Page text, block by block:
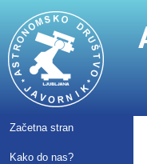
Začetna stran
Kako do nas?